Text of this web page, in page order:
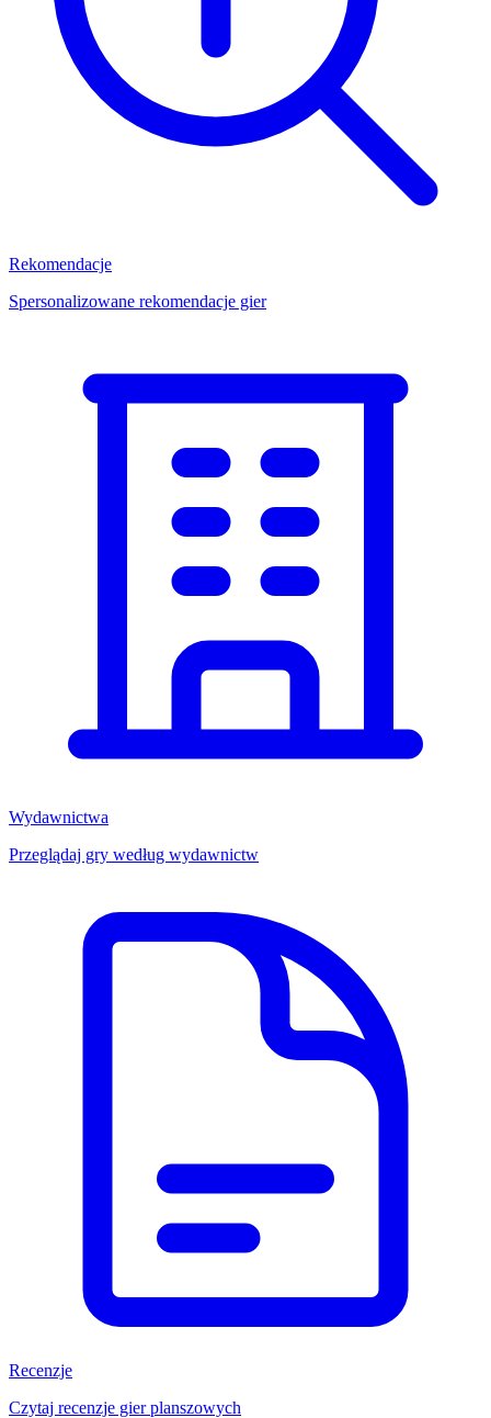
Rekomendacje
Spersonalizowane rekomendacje gier
Wydawnictwa
Przeglądaj gry według wydawnictw
Recenzje
Czytaj recenzje gier planszowych